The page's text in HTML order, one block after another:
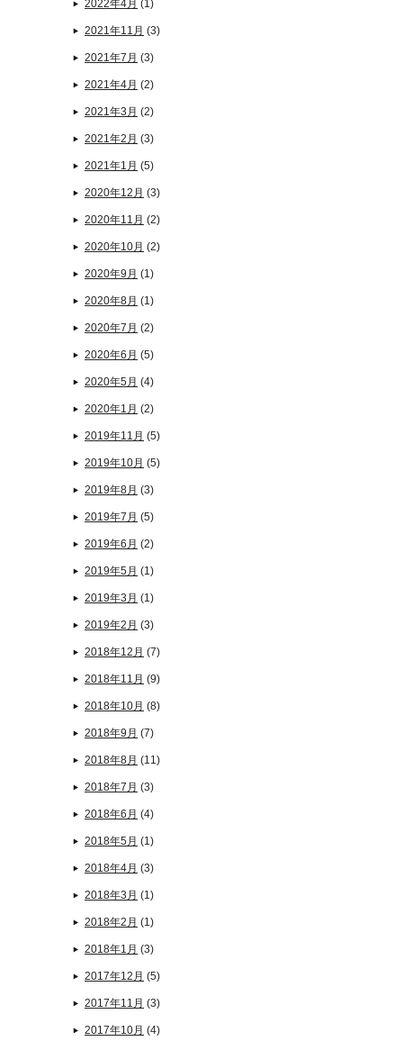
2022年4月 (1)
2021年11月 (3)
2021年7月 (3)
2021年4月 (2)
2021年3月 (2)
2021年2月 (3)
2021年1月 (5)
2020年12月 (3)
2020年11月 (2)
2020年10月 (2)
2020年9月 (1)
2020年8月 (1)
2020年7月 (2)
2020年6月 (5)
2020年5月 (4)
2020年1月 (2)
2019年11月 (5)
2019年10月 (5)
2019年8月 (3)
2019年7月 (5)
2019年6月 (2)
2019年5月 (1)
2019年3月 (1)
2019年2月 (3)
2018年12月 (7)
2018年11月 (9)
2018年10月 (8)
2018年9月 (7)
2018年8月 (11)
2018年7月 (3)
2018年6月 (4)
2018年5月 (1)
2018年4月 (3)
2018年3月 (1)
2018年2月 (1)
2018年1月 (3)
2017年12月 (5)
2017年11月 (3)
2017年10月 (4)